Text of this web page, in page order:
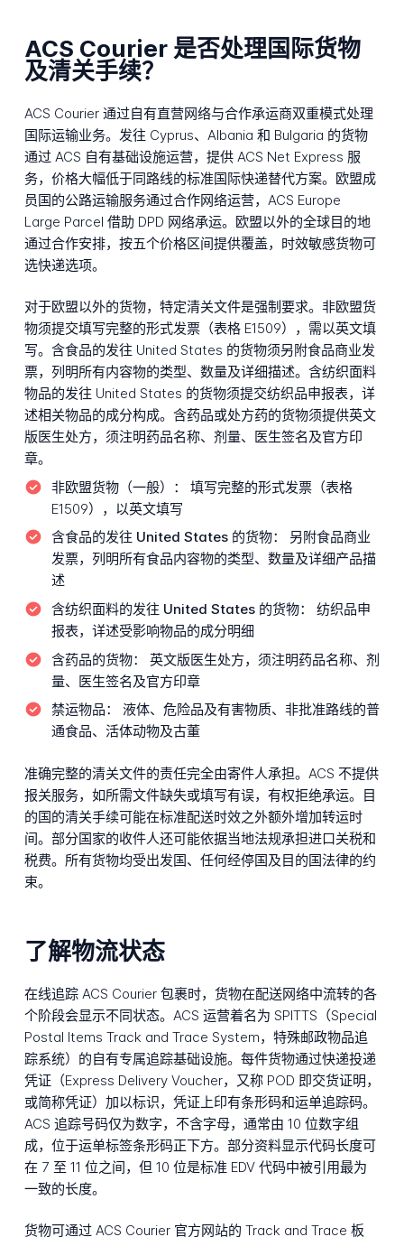
ACS Courier 是否处理国际货物
及清关手续？
ACS Courier 通过自有直营网络与合作承运商双重模式处理
国际运输业务。发往 Cyprus、Albania 和 Bulgaria 的货物
通过 ACS 自有基础设施运营，提供 ACS Net Express 服
务，价格大幅低于同路线的标准国际快递替代方案。欧盟成
员国的公路运输服务通过合作网络运营，ACS Europe
Large Parcel 借助 DPD 网络承运。欧盟以外的全球目的地
通过合作安排，按五个价格区间提供覆盖，时效敏感货物可
选快递选项。
对于欧盟以外的货物，特定清关文件是强制要求。非欧盟货
物须提交填写完整的形式发票（表格 E1509），需以英文填
写。含食品的发往 United States 的货物须另附食品商业发
票，列明所有内容物的类型、数量及详细描述。含纺织面料
物品的发往 United States 的货物须提交纺织品申报表，详
述相关物品的成分构成。含药品或处方药的货物须提供英文
版医生处方，须注明药品名称、剂量、医生签名及官方印
章。
非欧盟货物（一般）：
填写完整的形式发票（表格
E1509），以英文填写
含食品的发往 United States 的货物：
另附食品商业
发票，列明所有食品内容物的类型、数量及详细产品描
述
含纺织面料的发往 United States 的货物：
纺织品申
报表，详述受影响物品的成分明细
含药品的货物：
英文版医生处方，须注明药品名称、剂
量、医生签名及官方印章
禁运物品：
液体、危险品及有害物质、非批准路线的普
通食品、活体动物及古董
准确完整的清关文件的责任完全由寄件人承担。ACS 不提供
报关服务，如所需文件缺失或填写有误，有权拒绝承运。目
的国的清关手续可能在标准配送时效之外额外增加转运时
间。部分国家的收件人还可能依据当地法规承担进口关税和
税费。所有货物均受出发国、任何经停国及目的国法律的约
束。
了解物流状态
在线追踪 ACS Courier 包裹时，货物在配送网络中流转的各
个阶段会显示不同状态。ACS 运营着名为 SPITTS（Special
Postal Items Track and Trace System，特殊邮政物品追
踪系统）的自有专属追踪基础设施。每件货物通过快递投递
凭证（Express Delivery Voucher，又称 POD 即交货证明，
或简称凭证）加以标识，凭证上印有条形码和运单追踪码。
ACS 追踪号码仅为数字，不含字母，通常由 10 位数字组
成，位于运单标签条形码正下方。部分资料显示代码长度可
在 7 至 11 位之间，但 10 位是标准 EDV 代码中被引用最为
一致的长度。
货物可通过 ACS Courier 官方网站的 Track and Trace 板